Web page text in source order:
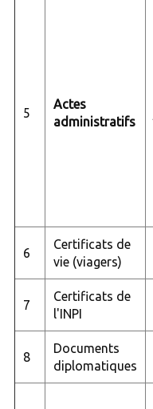
5
Actes
administratifs
6
Certificats de
vie (viagers)
7
Certificats de
l'INPI
8
Documents
diplomatiques